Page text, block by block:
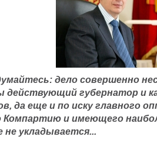
дело совершенно
действующий губернатор и
да еще и по иску главного
и имеющего
не укладывается...